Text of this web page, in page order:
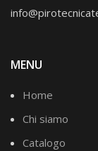
MENU
Home
Chi siamo
Catalogo